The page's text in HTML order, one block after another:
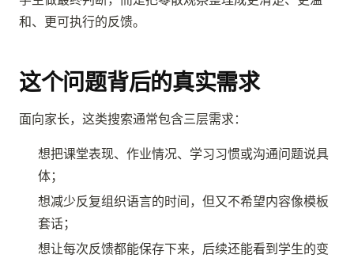
和、更可执行的反馈。
这个问题背后的真实需求
面向家长，这类搜索通常包含三层需求：
想把课堂表现、作业情况、学习习惯或沟通问题说具
体；
想减少反复组织语言的时间，但又不希望内容像模板
套话；
想让每次反馈都能保存下来，后续还能看到学生的变